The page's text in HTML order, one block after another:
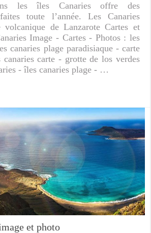
les îles Canaries offre des
toute l’année. Les Canaries
volcanique de Lanzarote Cartes et
Image - Cartes - Photos : les
canaries plage paradisiaque - carte
carte - grotte de los verdes
- îles canaries plage - …
et photo